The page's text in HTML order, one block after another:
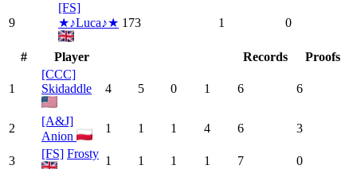
9
[FS]
★♪Luca♪★ 173 1 0
# Player Records Proofs
1
[CCC]
Skidaddle
4 5 0 1 6 6
2
[A&J]
Anion
1 1 1 4 6 3
3
[FS] Frosty
1 1 1 1 7
0